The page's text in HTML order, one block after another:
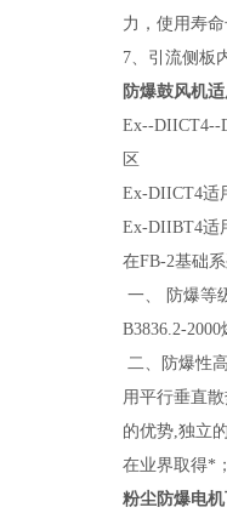
力，使用寿
7、引流侧板
防爆鼓风机
Ex--DIICT4--
区
Ex-DIICT4适
Ex-DIIBT4适
在FB-2基础
一、 防爆等
B3836.2-
二、防爆性
用平行垂直
的优势,独立
在业界取得*
粉尘防爆电